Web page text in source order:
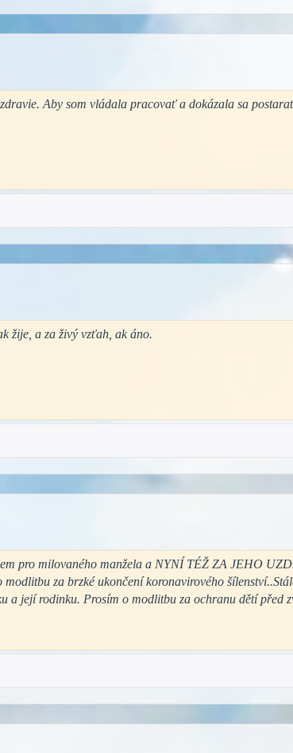
Aby som vládala pracovať a dokázala sa
žije, a za živý vzťah, ak áno.
pro milovaného manžela a NYNÍ TÉŽ ZA JEHO
za brzké ukončení koronavirového
a její rodinku. Prosím o modlitbu za ochranu dětí před